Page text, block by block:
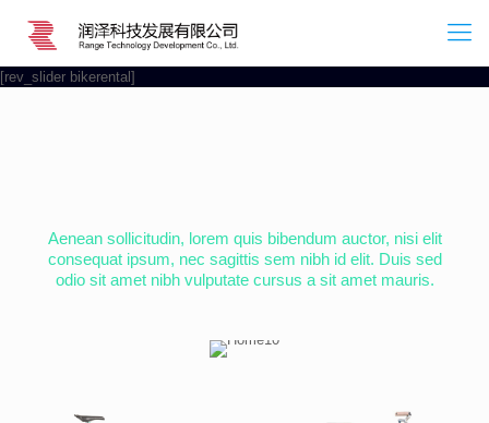
[rev_slider bikerental]
Aenean sollicitudin, lorem quis bibendum auctor, nisi elit
consequat ipsum, nec sagittis sem nibh id elit. Duis sed
odio sit amet nibh vulputate cursus a sit amet mauris.